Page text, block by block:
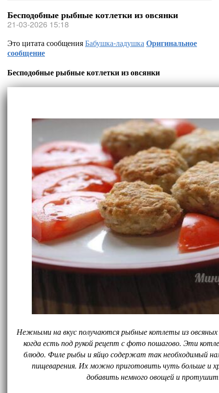
Бесподобные рыбные котлетки из овсянки
21-03-2026 15:18
Это цитата сообщенияБабушка-ладушкаОригинальное
сообщение
Бесподобные рыбные котлетки из овсянки
Нежными на вкус получаются рыбные котлеты из
когда есть под рукой рецепт с фото пошагово. Эти
блюдо. Филе рыбы и яйцо содержат так необходимый
пищеварения. Их можно приготовить чуть больше и
добавить немного овощей и